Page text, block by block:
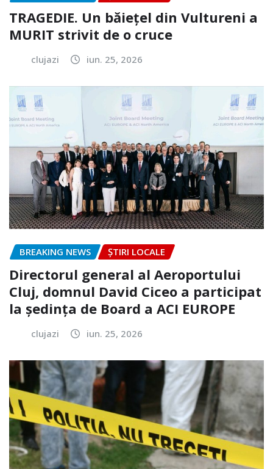
TRAGEDIE. Un băiețel din Vultureni a
MURIT strivit de o cruce
clujazi iun. 25, 2026
BREAKING NEWS ȘTIRI LOCALE
Directorul general al Aeroportului
Cluj, domnul David Ciceo a participat
la ședința de Board a ACI EUROPE
clujazi iun. 25, 2026